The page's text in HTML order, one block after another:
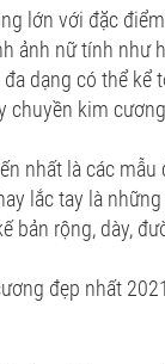
lớn với đặc
ảnh nữ tính như
dạng có thể kể
chuyền kim
nhất là các mẫu
lắc tay là
bản rộng, dày,
đẹp nhất